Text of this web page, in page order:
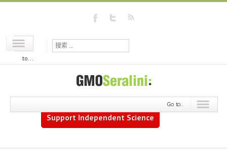
Go
to...
Support Independent Science
Go to...